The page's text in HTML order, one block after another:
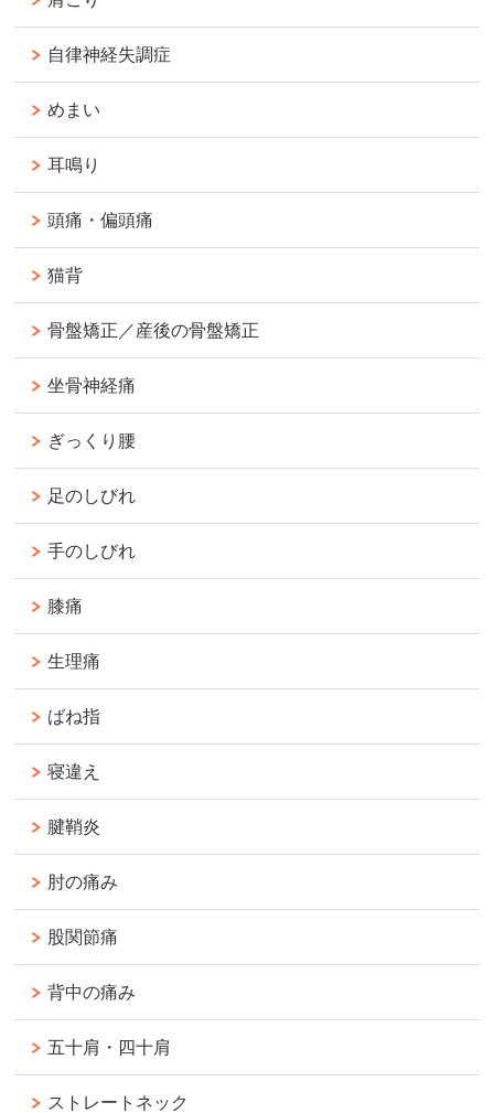
自律神経失調症
めまい
耳鳴り
頭痛・偏頭痛
猫背
骨盤矯正／産後の骨盤矯正
坐骨神経痛
ぎっくり腰
足のしびれ
手のしびれ
膝痛
生理痛
ばね指
寝違え
腱鞘炎
肘の痛み
股関節痛
背中の痛み
五十肩・四十肩
ストレートネック